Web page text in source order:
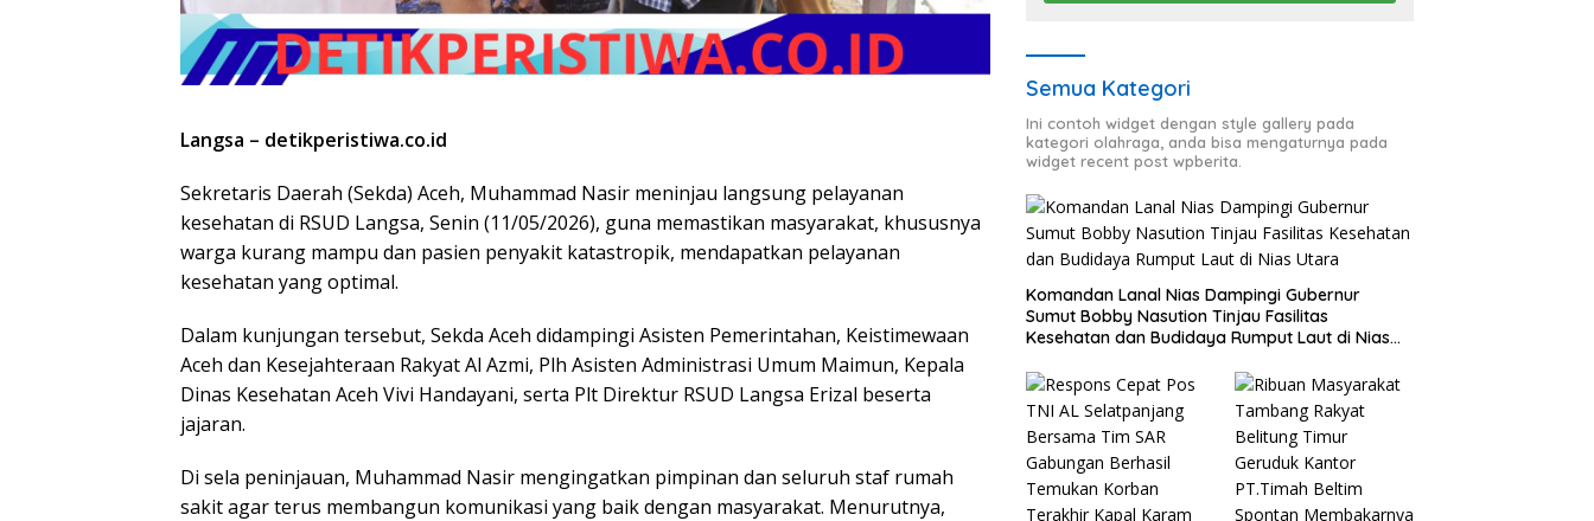
Langsa – detikperistiwa.co.id
Sekretaris Daerah (Sekda) Aceh, Muhammad Nasir meninjau langsung pelayanan
kesehatan di RSUD Langsa, Senin (11/05/2026), guna memastikan masyarakat, khususnya
warga kurang mampu dan pasien penyakit katastropik, mendapatkan pelayanan
kesehatan yang optimal.
Dalam kunjungan tersebut, Sekda Aceh didampingi Asisten Pemerintahan, Keistimewaan
Aceh dan Kesejahteraan Rakyat Al Azmi, Plh Asisten Administrasi Umum Maimun, Kepala
Dinas Kesehatan Aceh Vivi Handayani, serta Plt Direktur RSUD Langsa Erizal beserta
jajaran.
Di sela peninjauan, Muhammad Nasir mengingatkan pimpinan dan seluruh staf rumah
sakit agar terus membangun komunikasi yang baik dengan masyarakat. Menurutnya,
Semua Kategori
Ini contoh widget dengan style gallery pada
kategori olahraga, anda bisa mengaturnya pada
widget recent post wpberita.
Komandan Lanal Nias Dampingi Gubernur
Sumut Bobby Nasution Tinjau Fasilitas
Kesehatan dan Budidaya Rumput Laut di Nias